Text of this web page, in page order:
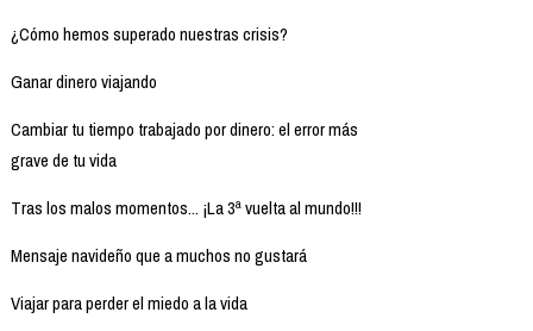
¿Cómo hemos superado nuestras crisis?
Ganar dinero viajando
Cambiar tu tiempo trabajado por dinero: el error más
grave de tu vida
Tras los malos momentos... ¡La 3ª vuelta al mundo!!!
Mensaje navideño que a muchos no gustará
Viajar para perder el miedo a la vida